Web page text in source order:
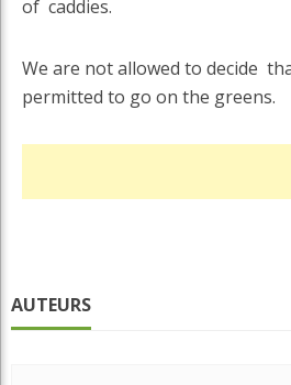
of caddies.
We are not allowed to decide
permitted to go on the greens.
AUTEURS